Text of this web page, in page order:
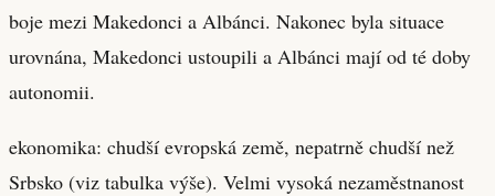
boje mezi Makedonci a Albánci. Nakonec byla situace
urovnána, Makedonci ustoupili a Albánci mají od té doby
autonomii.
ekonomika: chudší evropská země, nepatrně chudší než
Srbsko (viz tabulka výše). Velmi vysoká nezaměstnanost